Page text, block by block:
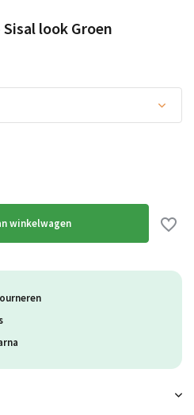
look Groen
winkelwagen